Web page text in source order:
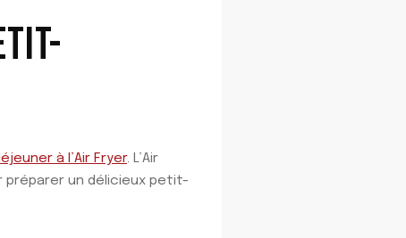
à l’Air Fryer. L’Air
préparer un délicieux petit-